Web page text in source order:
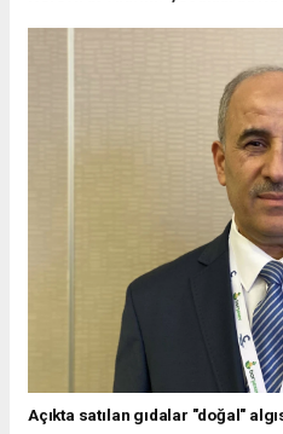
Açıkta satılan gıdalar "doğal"